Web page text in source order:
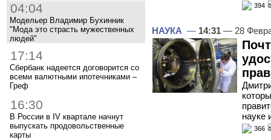
04:04
Модельер Владимир Бухинник
"Мода это страсть мужественных
людей"
17:14
Сбербанк надеется договорится со
всеми валютными ипотечниками –
Греф
16:30
В России в IV квартале начнут
выпускать продовольственные
карты
394
НАУКА — 14:31 — 28
науке
366